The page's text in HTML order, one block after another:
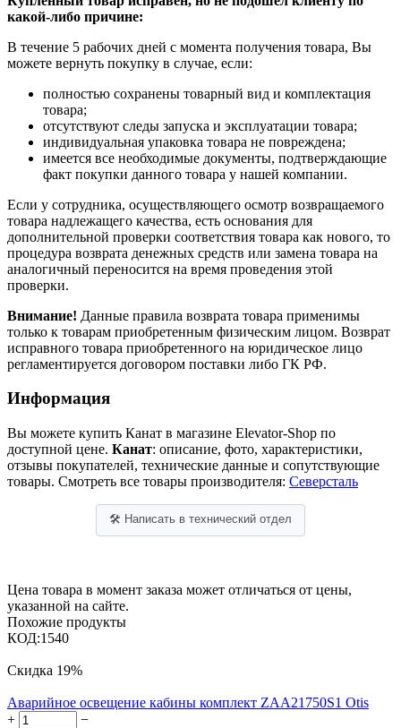
какой-либо причине:
В течение 5 рабочих дней с момента получения товара, Вы
можете вернуть покупку в случае, если:
полностью сохранены товарный вид и комплектация
товара;
отсутствуют следы запуска и эксплуатации товара;
индивидуальная упаковка товара не повреждена;
имеется все необходимые документы, подтверждающие
факт покупки данного товара у нашей компании.
Если у сотрудника, осуществляющего осмотр возвращаемого
товара надлежащего качества, есть основания для
дополнительной проверки соответствия товара как нового, то
процедура возврата денежных средств или замена товара на
аналогичный переносится на время проведения этой
проверки.
Внимание! Данные правила возврата товара применимы
только к товарам приобретенным физическим лицом. Возврат
исправного товара приобретенного на юридическое лицо
регламентируется договором поставки либо ГК РФ.
Информация
Вы можете купить Канат в магазине Elevator-Shop по
доступной цене. Канат: описание, фото, характеристики,
отзывы покупателей, технические данные и сопутствующие
товары. Смотреть все товары производителя: Северсталь
🛠 Написать в технический отдел
Цена товара в момент заказа может отличаться от цены,
указанной на сайте.
Похожие продукты
КОД:1540
Скидка 19%
Аварийное освещение кабины комплект ZAA21750S1 Otis
+
−